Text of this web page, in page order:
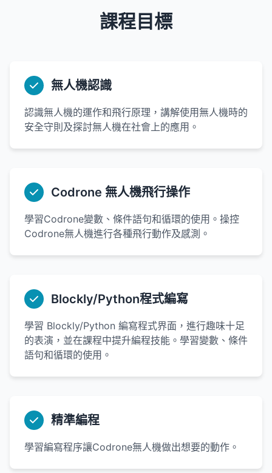
課程目標
無人機認識
認識無人機的運作和飛行原理，講解使用無人機時的
安全守則及探討無人機在社會上的應用。
Codrone 無人機飛行操作
學習Codrone變數、條件語句和循環的使用。操控
Codrone無人機進行各種飛行動作及感測。
Blockly/Python程式編寫
學習 Blockly/Python 編寫程式界面，進行趣味十足
的表演，並在課程中提升編程技能。學習變數、條件
語句和循環的使用。
精準編程
學習編寫程序讓Codrone無人機做出想要的動作。